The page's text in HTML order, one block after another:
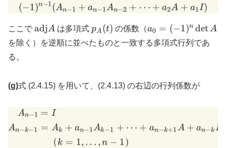
(−1)n−1(An−1 + an−1An−2 + ⋯ + a2A + a1I)
ここで \mathrm{adj}
A
adjA は多項式 p_A(t)
pA (t) の係数（a_0 =
(-1)^n
\det
a0 = (−1)n detA
を除く）を逆順に並べたものと一致する多項式行列であ
る。
(g)式 (2.4.15) を用いて、(2.4.13) の右辺の行列係数が
An−1
An−k−1
= I
= Ak + an−1Ak−1 + ⋯ + an−k+1A + an−kI
（ k = 1, … , n − 1 ）